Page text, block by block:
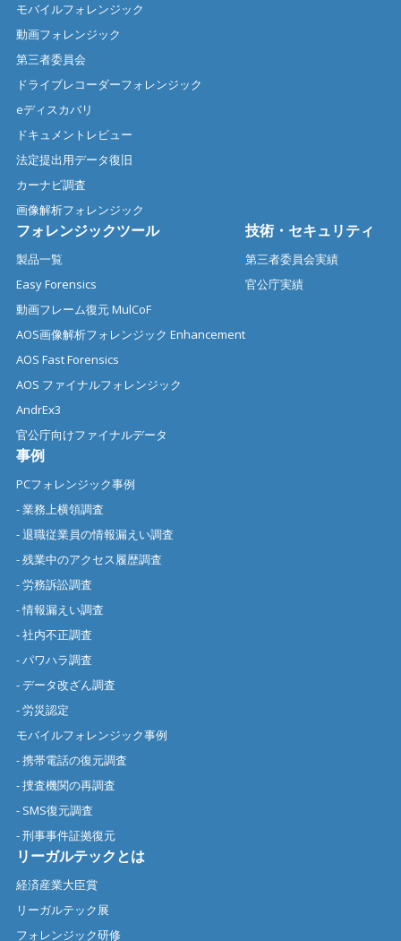
モバイルフォレンジック
動画フォレンジック
第三者委員会
ドライブレコーダーフォレンジック
eディスカバリ
ドキュメントレビュー
法定提出用データ復旧
カーナビ調査
画像解析フォレンジック
フォレンジックツール
製品一覧
Easy Forensics
動画フレーム復元 MulCoF
AOS画像解析フォレンジック Enhancement
AOS Fast Forensics
AOS ファイナルフォレンジック
AndrEx3
官公庁向けファイナルデータ
技術・セキュリティ
第三者委員会実績
官公庁実績
事例
PCフォレンジック事例
- 業務上横領調査
- 退職従業員の情報漏えい調査
- 残業中のアクセス履歴調査
- 労務訴訟調査
- 情報漏えい調査
- 社内不正調査
- パワハラ調査
- データ改ざん調査
- 労災認定
モバイルフォレンジック事例
- 携帯電話の復元調査
- 捜査機関の再調査
- SMS復元調査
- 刑事事件証拠復元
リーガルテックとは
経済産業大臣賞
リーガルテック展
フォレンジック研修